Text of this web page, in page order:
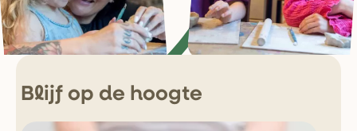
Blijf op de hoogte